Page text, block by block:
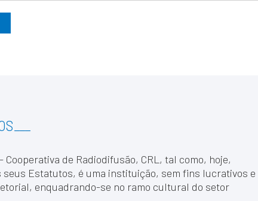
Cooperativa de Radiodifusão, CRL, tal como, hoje,
seus Estatutos, é uma instituição, sem fins lucrativos e
enquadrando-se no ramo cultural do setor